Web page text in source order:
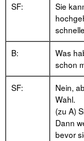
SF:
Sie
B:
Was
schon
SF:
Nein,
Wahl.
(zu A)
Dann
bevor